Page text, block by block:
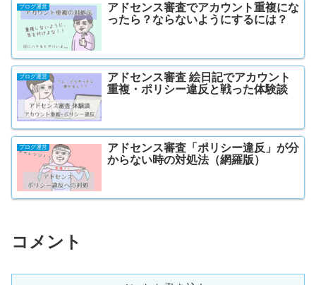
ブログ運営
アドセンス審査でアカウント重複にな
ったら？ならないようにするには？
ブログ運営
アドセンス審査 絵日記でアカウント
重複・ポリシー違反と戦った体験談
ブログ運営
アドセンス審査「ポリシー違反」が分
からない時の対処法（網羅版）
コメント